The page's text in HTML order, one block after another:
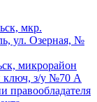
мкр.
ул. Озерная, №
микрорайон
ключ, з/у №70 А
правообладателя